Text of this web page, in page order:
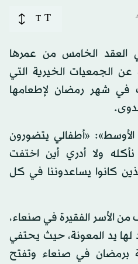
T
T
الخامس من عمرها
الجمعيات الخيرية التي
في شهر رمضان لإطعامها
الأوسط»: «أطفالي يتضورون
ولا أدري أين اختفت
كانوا يساعدوننا في كل
من الأسر الفقيرة في صنعاء،
يد المعونة، حيث يحتفي
برمضان في صنعاء وتفتح